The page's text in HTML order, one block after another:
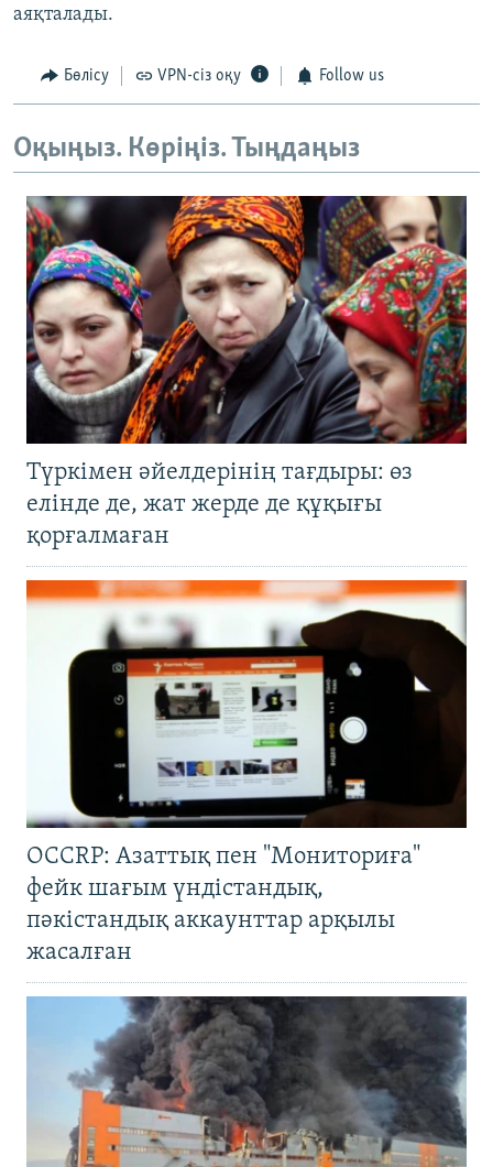
аяқталады.
Бөлісу VPN-сіз оқу Follow us
Оқыңыз. Көріңіз. Тыңдаңыз
Түркімен әйелдерінің тағдыры: өз
елінде де, жат жерде де құқығы
қорғалмаған
OCCRP: Азаттық пен "Мониториға"
фейк шағым үндістандық,
пәкістандық аккаунттар арқылы
жасалған